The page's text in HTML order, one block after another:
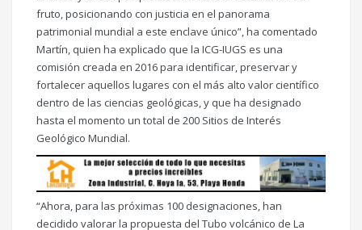
fruto, posicionando con justicia en el panorama
patrimonial mundial a este enclave único”, ha comentado
Martín, quien ha explicado que la ICG-IUGS es una
comisión creada en 2016 para identificar, preservar y
fortalecer aquellos lugares con el más alto valor científico
dentro de las ciencias geológicas, y que ha designado
hasta el momento un total de 200 Sitios de Interés
Geológico Mundial.
“Ahora, para las próximas 100 designaciones, han
decidido valorar la propuesta del Tubo volcánico de La